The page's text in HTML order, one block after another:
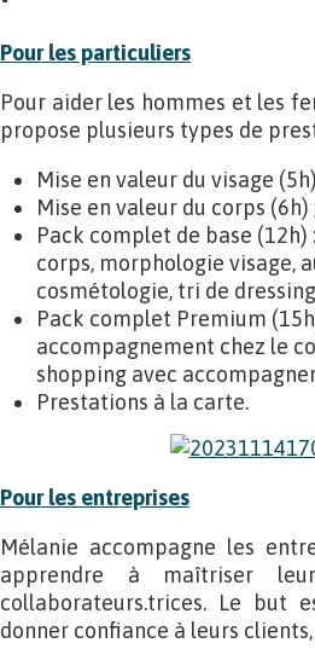
Pour les particuliers
Pour aider les hommes et les
propose plusieurs types de
Mise en valeur du visage
Mise en valeur du corps (6h)
Pack complet de base
corps, morphologie visage,
cosmétologie, tri de
Pack complet Premium
accompagnement chez le
shopping avec
Prestations à la carte.
Pour les entreprises
Mélanie accompagne les
apprendre à maîtriser
collaborateurs.trices. Le but
donner confiance à leurs